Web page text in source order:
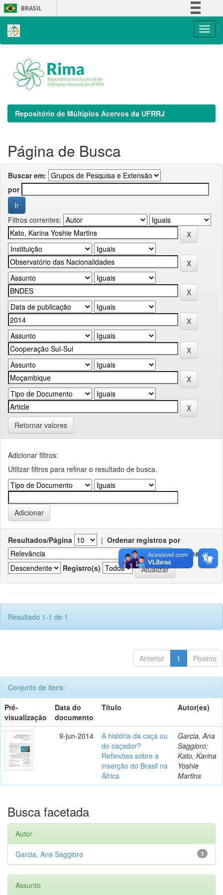
Skip
navigation
BRASIL
Repositório de Múltiplos Acervos da UFRRJ
Página de Busca
Buscar em:
por
Filtros correntes:
Retornar valores
Adicionar filtros:
Utilizar filtros para refinar o resultado de busca.
Resultados/Página | Ordenar registros por
Ordenar
Registro(s)
Resultado 1-1 de 1.
Anterior 1 Póximo
Conjunto de itens:
Pré-
visualização
Data do
documento
Título Autor(es)
9-jun-2014
A história da caça ou
do caçador?
Reflexões sobre a
inserção do Brasil na
África
Garcia, Ana
Saggioro;
Kato, Karina
Yoshie
Martins
Busca facetada
Autor
1
Garcia, Ana Saggioro
Assunto